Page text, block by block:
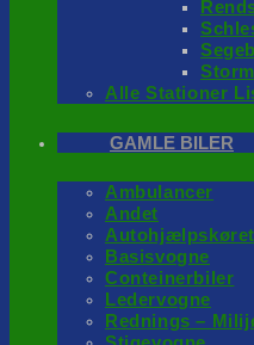
Alle Stationer
GAMLE BILER
Ambulancer
Andet
Basisvogne
Conteinerbiler
Ledervogne
Rednings –